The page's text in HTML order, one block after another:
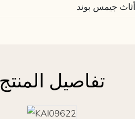
أثاث جيمس بوند
تفاصيل المنتج